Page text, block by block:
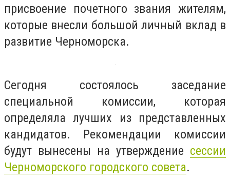
присвоение почетного звания жителям,
которые внесли большой личный вклад в
развитие Черноморска.
Сегодня состоялось заседание
специальной комиссии, которая
определяла лучших из представленных
кандидатов. Рекомендации комиссии
будут вынесены на утверждение сессии
Черноморского городского совета.